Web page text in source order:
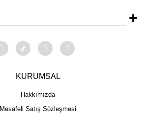
+
KURUMSAL
Hakkımızda
Mesafeli Satış Sözleşmesi